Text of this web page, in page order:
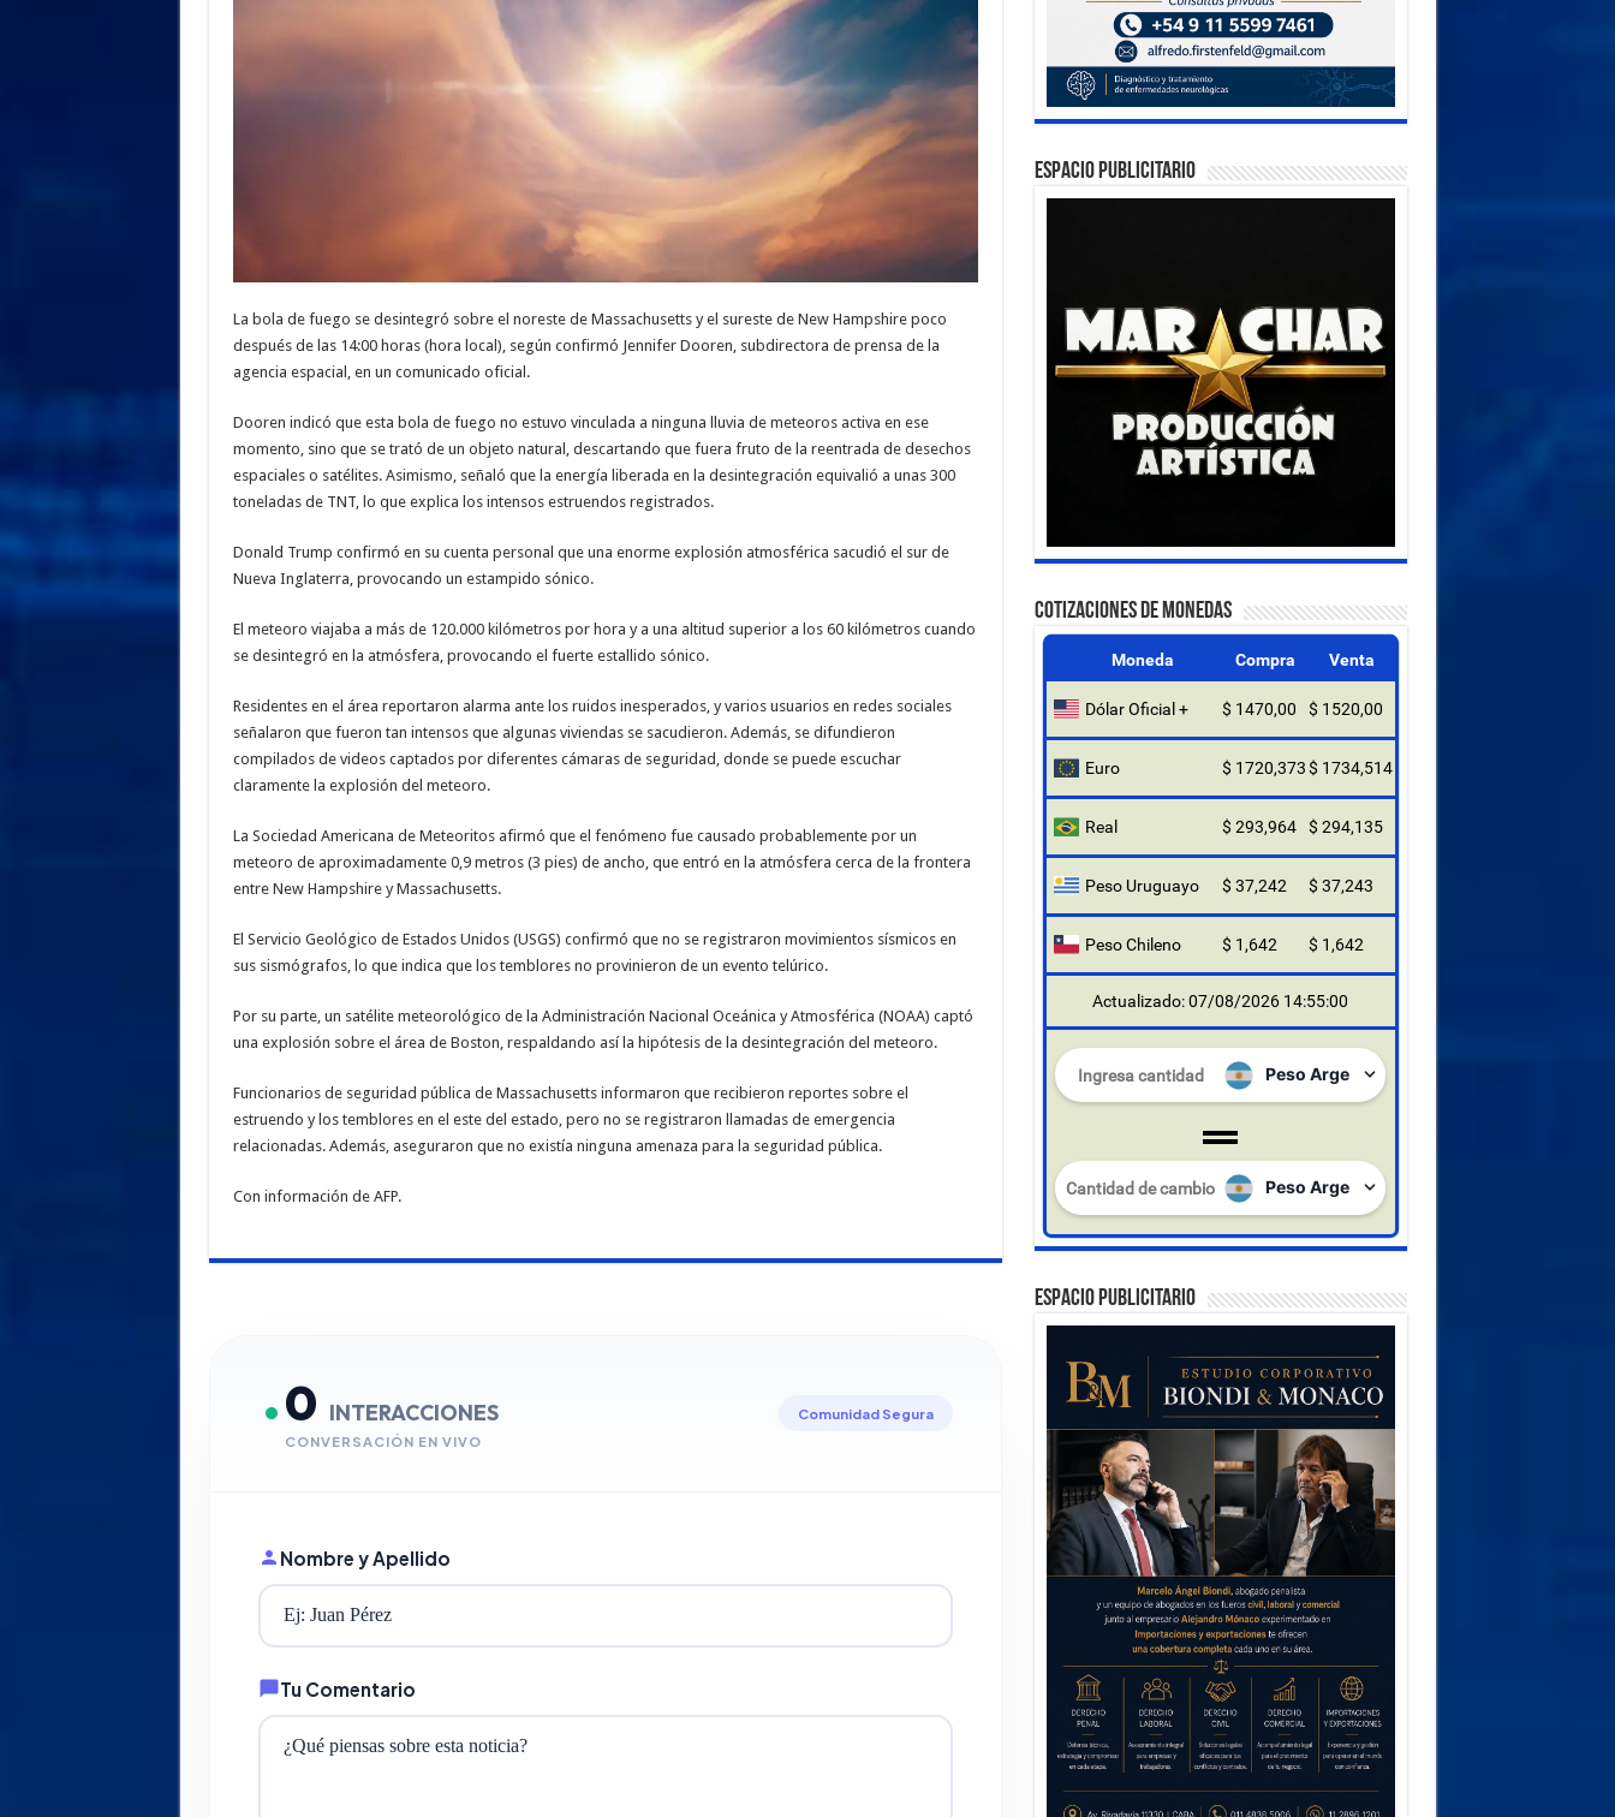
La bola de fuego se desintegró sobre el noreste de Massachusetts y el sureste de New Hampshire poco
después de las 14:00 horas (hora local), según confirmó Jennifer Dooren, subdirectora de prensa de la
agencia espacial, en un comunicado oficial.
Dooren indicó que esta bola de fuego no estuvo vinculada a ninguna lluvia de meteoros activa en ese
momento, sino que se trató de un objeto natural, descartando que fuera fruto de la reentrada de desechos
espaciales o satélites. Asimismo, señaló que la energía liberada en la desintegración equivalió a unas 300
toneladas de TNT, lo que explica los intensos estruendos registrados.
Donald Trump confirmó en su cuenta personal que una enorme explosión atmosférica sacudió el sur de
Nueva Inglaterra, provocando un estampido sónico.
El meteoro viajaba a más de 120.000 kilómetros por hora y a una altitud superior a los 60 kilómetros cuando
se desintegró en la atmósfera, provocando el fuerte estallido sónico.
Residentes en el área reportaron alarma ante los ruidos inesperados, y varios usuarios en redes sociales
señalaron que fueron tan intensos que algunas viviendas se sacudieron. Además, se difundieron
compilados de videos captados por diferentes cámaras de seguridad, donde se puede escuchar
claramente la explosión del meteoro.
La Sociedad Americana de Meteoritos afirmó que el fenómeno fue causado probablemente por un
meteoro de aproximadamente 0,9 metros (3 pies) de ancho, que entró en la atmósfera cerca de la frontera
entre New Hampshire y Massachusetts.
El Servicio Geológico de Estados Unidos (USGS) confirmó que no se registraron movimientos sísmicos en
sus sismógrafos, lo que indica que los temblores no provinieron de un evento telúrico.
Por su parte, un satélite meteorológico de la Administración Nacional Oceánica y Atmosférica (NOAA) captó
una explosión sobre el área de Boston, respaldando así la hipótesis de la desintegración del meteoro.
Funcionarios de seguridad pública de Massachusetts informaron que recibieron reportes sobre el
estruendo y los temblores en el este del estado, pero no se registraron llamadas de emergencia
relacionadas. Además, aseguraron que no existía ninguna amenaza para la seguridad pública.
Con información de AFP.
0 INTERACCIONES
CONVERSACIÓN EN VIVO
Comunidad Segura
Nombre y Apellido
Tu Comentario
ESPACIO PUBLICITARIO
COTIZACIONES DE MONEDAS
Moneda Compra Venta
Dólar Oficial + $ 1470,00 $ 1520,00
Euro $ 1720,373$ 1734,514
Real $ 293,964 $ 294,135
Peso Uruguayo $ 37,242 $ 37,243
Peso Chileno $ 1,642 $ 1,642
Actualizado: 07/08/2026 14:55:00
ESPACIO PUBLICITARIO